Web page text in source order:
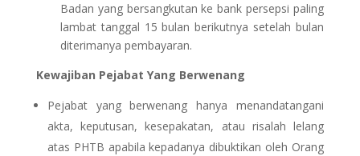
Badan yang bersangkutan ke bank persepsi paling
lambat tanggal 15 bulan berikutnya setelah bulan
diterimanya pembayaran.
Kewajiban Pejabat Yang Berwenang
Pejabat yang berwenang hanya menandatangani
akta, keputusan, kesepakatan, atau risalah lelang
atas PHTB apabila kepadanya dibuktikan oleh Orang